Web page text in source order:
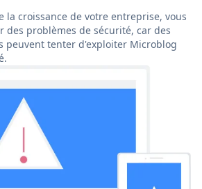
la croissance de votre entreprise, vous
des problèmes de sécurité, car des
peuvent tenter d'exploiter Microblog